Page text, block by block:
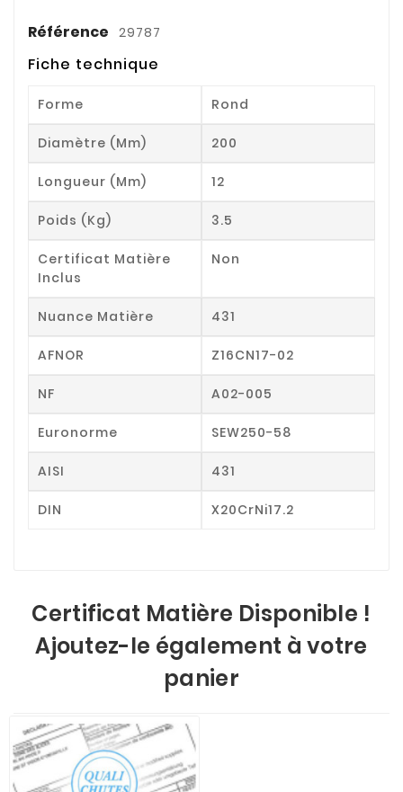
Référence 29787
Fiche technique
Forme Rond
Diamètre (mm) 200
Longueur (mm) 12
Poids (kg) 3.5
Certificat Matière
Inclus
Non
Nuance Matière 431
AFNOR Z16CN17-02
NF A02-005
Euronorme SEW250-58
AISI 431
DIN X20CrNi17.2
Certificat Matière Disponible !
Ajoutez-le également à votre
panier